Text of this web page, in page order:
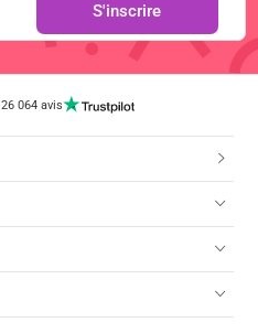
S'inscrire
|26 064 avis